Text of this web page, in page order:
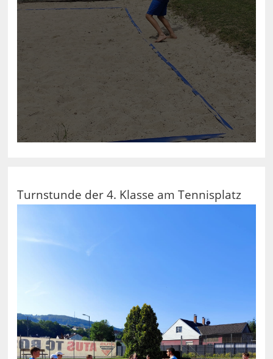
Turnstunde der 4. Klasse am Tennisplatz